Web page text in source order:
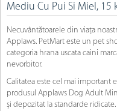
Mediu Cu Pui Si Miel, 15
Necuvântătoarele din viața
Applaws. PetMart este un pet
categoria hrana uscata caini
nevorbitor.
Calitatea este cel mai important
produsul Applaws Dog Adult
și depozitat la standarde